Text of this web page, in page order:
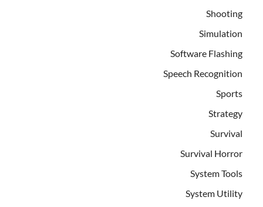
Shooting
Simulation
Software Flashing
Speech Recognition
Sports
Strategy
Survival
Survival Horror
System Tools
System Utility